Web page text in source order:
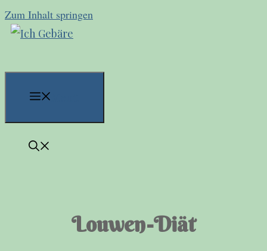
Zum Inhalt springen
Louwen-Diät